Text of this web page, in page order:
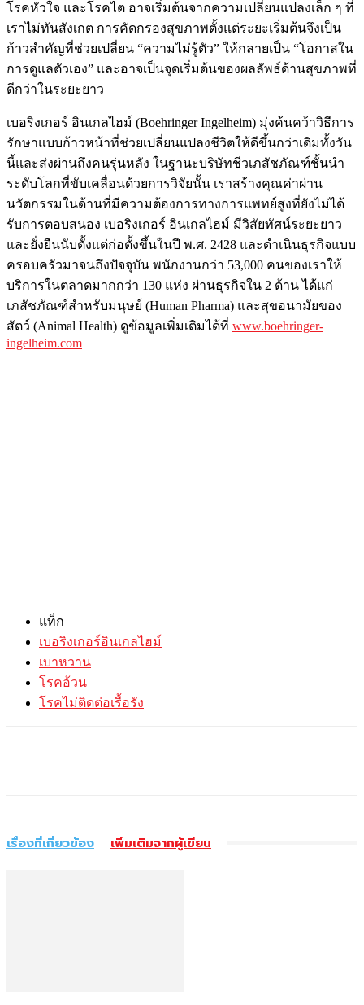
โรคหัวใจ และโรคไต อาจเริ่มต้นจากความเปลี่ยนแปลงเล็ก ๆ ที่
เราไม่ทันสังเกต การคัดกรองสุขภาพตั้งแต่ระยะเริ่มต้นจึงเป็น
ก้าวสำคัญที่ช่วยเปลี่ยน “ความไม่รู้ตัว” ให้กลายเป็น “โอกาสใน
การดูแลตัวเอง” และอาจเป็นจุดเริ่มต้นของผลลัพธ์ด้านสุขภาพที่
ดีกว่าในระยะยาว
เบอริงเกอร์ อินเกลไฮม์ (Boehringer Ingelheim) มุ่งค้นคว้าวิธีการ
รักษาแบบก้าวหน้าที่ช่วยเปลี่ยนแปลงชีวิตให้ดีขึ้นกว่าเดิมทั้งวัน
นี้และส่งผ่านถึงคนรุ่นหลัง ในฐานะบริษัทชีวเภสัชภัณฑ์ชั้นนำ
ระดับโลกที่ขับเคลื่อนด้วยการวิจัยนั้น เราสร้างคุณค่าผ่าน
นวัตกรรมในด้านที่มีความต้องการทางการแพทย์สูงที่ยังไม่ได้
รับการตอบสนอง เบอริงเกอร์ อินเกลไฮม์ มีวิสัยทัศน์ระยะยาว
และยั่งยืนนับตั้งแต่ก่อตั้งขึ้นในปี พ.ศ. 2428 และดำเนินธุรกิจแบบ
ครอบครัวมาจนถึงปัจจุบัน พนักงานกว่า 53,000 คนของเราให้
บริการในตลาดมากกว่า 130 แห่ง ผ่านธุรกิจใน 2 ด้าน ได้แก่
เภสัชภัณฑ์สำหรับมนุษย์ (Human Pharma) และสุขอนามัยของ
สัตว์ (Animal Health) ดูข้อมูลเพิ่มเติมได้ที่ www.boehringer-
ingelheim.com
แท็ก
เบอริงเกอร์อินเกลไฮม์
เบาหวาน
โรคอ้วน
โรคไม่ติดต่อเรื้อรัง
เรื่องที่เกี่ยวข้อง เพิ่มเติมจากผู้เขียน